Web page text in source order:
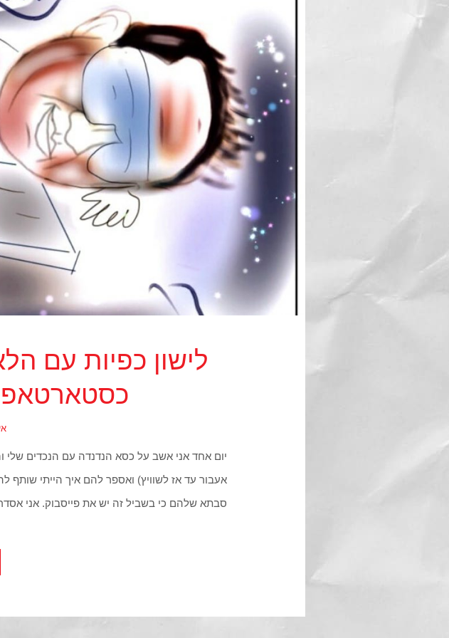
לישון כפיות עם
יום אחד אני אשב על כסא הנדנדה עם הנכדים
אעבור עד אז לשוויץ) ואספר להם איך הייתי
סבתא שלהם כי בשביל זה יש את פייסבוק. אני